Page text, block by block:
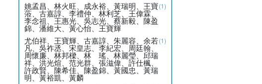
姚孟昌、林火旺、成永裕、黃瑞明、王寶
蒞、古嘉諄、李禮仲、林利芝、王偉霖、
李念祖、王惠光、吳志光、蔡新毅、陳盈
錦、潘維大、黃心怡、王寶輝
(1)
尤伯祥、王寶輝、古嘉諄、朱麗容、余若
凡、吳祚丞、宋皇志、李紀宏、周廷翰、
周懷廉、林邦樑、林 瑤、林麗瑩、邱瑞
祥、洪光煊、范光群、張滋偉、許仕楓、
許政賢、陳希佳、陳盈錦、黃國忠、黃瑞
明、黃裕凱、黃麟
(1)